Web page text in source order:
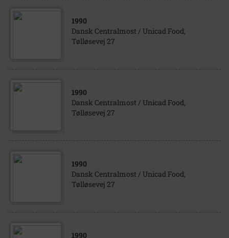
1990
Dansk Centralmost / Unicad Food,
Tølløsevej 27
1990
Dansk Centralmost / Unicad Food,
Tølløsevej 27
1990
Dansk Centralmost / Unicad Food,
Tølløsevej 27
1990